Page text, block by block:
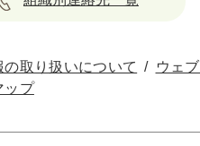
の取り扱いについて
ウェ
ップ